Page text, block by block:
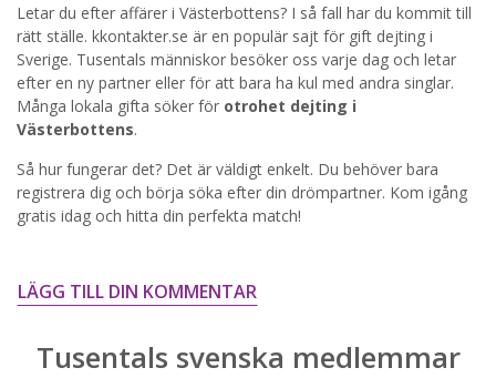
Genom att registrera godkänner jagVillkorenoch
Sekretesspolicyn
. Jag godkänner att ta emot information och
reklam via e-post från hemsidans operatörer. Jag kan dra
tillbaka godkännande när jag vill.
Letar du efter affärer i Västerbottens? I så fall har du kommit till
rätt ställe. kkontakter.se är en populär sajt för gift dejting i
Sverige. Tusentals människor besöker oss varje dag och letar
efter en ny partner eller för att bara ha kul med andra singlar.
Många lokala gifta söker för otrohet dejting i
Västerbottens.
Så hur fungerar det? Det är väldigt enkelt. Du behöver bara
registrera dig och börja söka efter din drömpartner. Kom igång
gratis idag och hitta din perfekta match!
LÄGG TILL DIN KOMMENTAR
Tusentals svenska medlemmar